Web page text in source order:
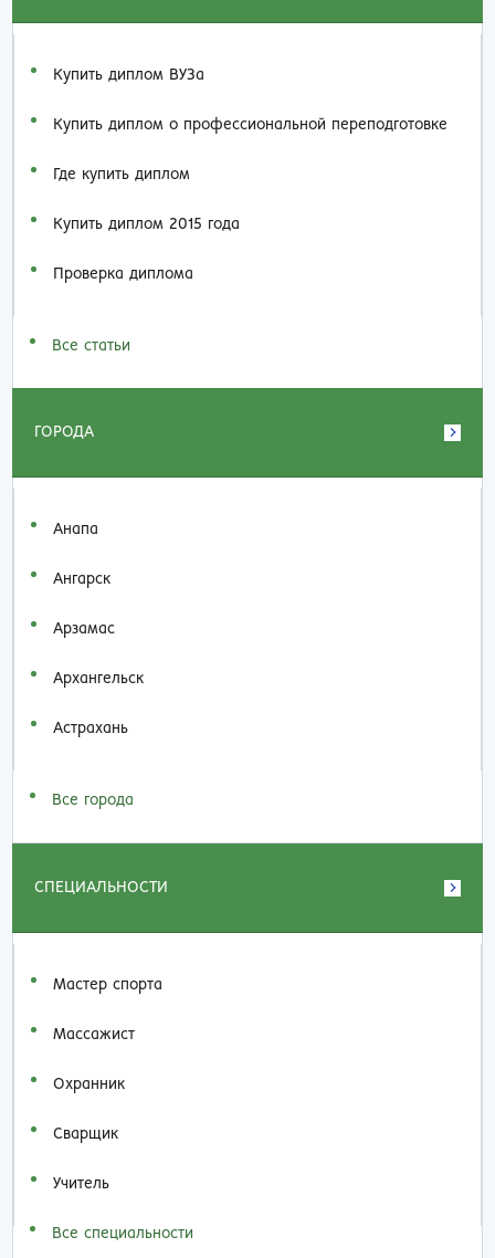
Купить диплом ВУЗа
Купить диплом о профессиональной переподготовке
Где купить диплом
Купить диплом 2015 года
Проверка диплома
Все статьи
ГОРОДА
Анапа
Ангарск
Арзамас
Архангельск
Астрахань
Все города
СПЕЦИАЛЬНОСТИ
Мастер спорта
Массажист
Охранник
Сварщик
Учитель
Все специальности